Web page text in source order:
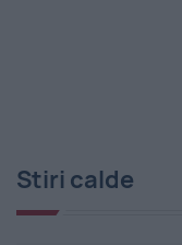
Stiri calde